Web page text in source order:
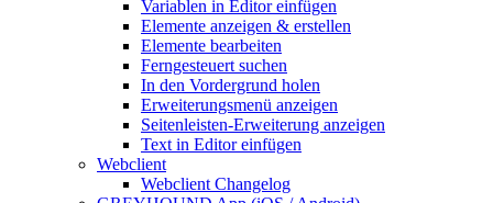
Variablen in Editor einfügen
Elemente anzeigen & erstellen
Elemente bearbeiten
Ferngesteuert suchen
In den Vordergrund holen
Erweiterungsmenü anzeigen
Seitenleisten-Erweiterung anzeigen
Text in Editor einfügen
Webclient
Webclient Changelog